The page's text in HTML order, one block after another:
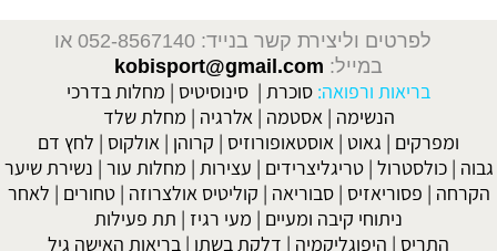
לפרטים וליצירת קשר בנייד: 052-8567140
או
במייל: kobisport@gmail.com
בריאות ורפואה: סוכרת | סינוסיטיס | מחלות בדרכי
הנשימה | אסטמה | אלרגיה | מחלת שלד
ומפרקים | גאוט | אוסטאופורוזיס | קרוהן | אולקוס | לחץ דם
גבוה |כולסטרול |טריגליצרידים | עצירות | מחלות עור | נשירת שיער
הקרחה | פסוריאזיס |סבוריאה | קוליטיס אולצרוזה |טחורים | לאחר
ניתוחי קיבה ומעיים | מעי רגיז | תת פעילות
התריס | היפוגליקמיה | דלקת בשתן | בריאות האישה גיל